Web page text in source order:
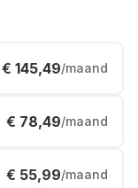
€ 145,49/maand
€ 78,49/maand
€ 55,99/maand